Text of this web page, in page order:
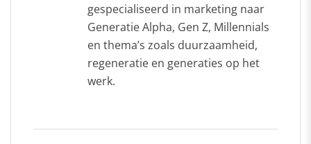
gespecialiseerd in marketing naar
Generatie Alpha, Gen Z, Millennials
en thema’s zoals duurzaamheid,
regeneratie en generaties op het
werk.